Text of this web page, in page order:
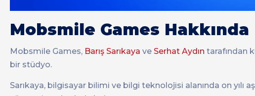
Mobsmile Games Hakkında
Mobsmile Games, Barış Sarıkaya ve Serhat Aydın tarafından
bir stüdyo.
Sarıkaya, bilgisayar bilimi ve bilgi teknolojisi alanında on